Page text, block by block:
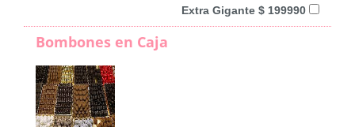
Extra Gigante $ 199990
Bombones en Caja